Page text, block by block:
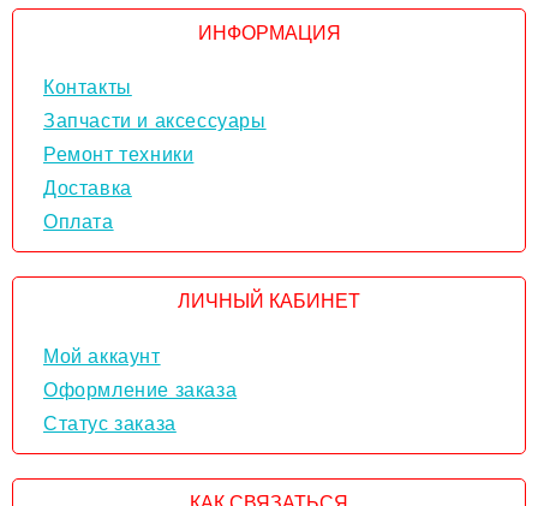
ИНФОРМАЦИЯ
Контакты
Запчасти и аксессуары
Ремонт техники
Доставка
Оплата
ЛИЧНЫЙ КАБИНЕТ
Мой аккаунт
Оформление заказа
Статус заказа